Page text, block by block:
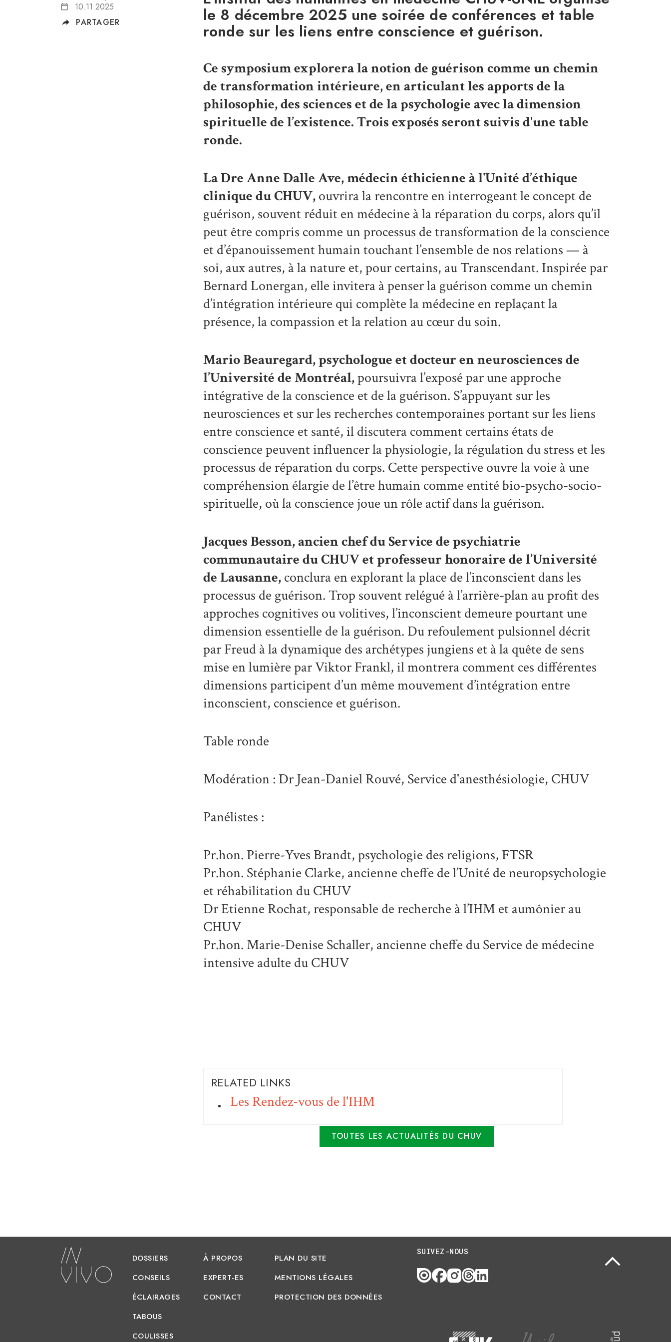
10.11.2025
PARTAGER
le 8 décembre 2025 une soirée de conférences et table
ronde sur les liens entre conscience et guérison.
Ce symposiumexplorera lanotion de guérison comme un chemin
de transformation intérieure, en articulant les apports de la
philosophie, des sciences et de la psychologie avec la dimension
spirituelle de l’existence. Trois exposés seront suivis d'une table
ronde.
La DreAnne Dalle Ave, médecin éthicienne à l'Unité d’éthique
clinique du CHUV,ouvrira la rencontre en interrogeant le concept de
guérison, souvent réduit en médecine à la réparation du corps, alors qu’il
peut être compris comme un processus de transformation de la conscience
et d’épanouissement humain touchant l’ensemble de nos relations — à
soi, aux autres, à la nature et, pour certains, au Transcendant. Inspirée par
Bernard Lonergan, elle invitera à penser la guérison comme un chemin
d’intégration intérieure qui complète la médecine en replaçant la
présence, la compassion et la relation au cœur du soin.
Mario Beauregard, psychologue et docteur en neurosciences de
l’Université de Montréal,poursuivra l’exposé par une approche
intégrative de la conscience et de la guérison. S’appuyant sur les
neurosciences et sur les recherches contemporaines portant sur les liens
entre conscience et santé, il discutera comment certains états de
conscience peuvent influencer la physiologie, la régulation du stress et les
processus de réparation du corps. Cette perspective ouvre la voie à une
compréhension élargie de l’être humain comme entité bio-psycho-socio-
spirituelle, où la conscience joue un rôle actif dans la guérison.
Jacques Besson, ancien chef du Service de psychiatrie
communautaire du CHUV et professeur honoraire de l’Université
de Lausanne,conclura en explorant la place de l’inconscient dans les
processus de guérison. Trop souvent relégué à l’arrière-plan au profit des
approches cognitives ou volitives, l’inconscient demeure pourtant une
dimension essentielle de la guérison. Du refoulement pulsionnel décrit
par Freud à la dynamique des archétypes jungiens et à la quête de sens
mise en lumière par Viktor Frankl, il montrera comment ces différentes
dimensions participent d’un même mouvement d’intégration entre
inconscient, conscience et guérison.
Table ronde
Modération : DrJean-Daniel Rouvé, Service d'anesthésiologie, CHUV
Panélistes :
Pr.hon. Pierre-Yves Brandt, psychologie des religions, FTSR
Pr.hon. Stéphanie Clarke, ancienne cheffe de l’Unité de neuropsychologie
et réhabilitation du CHUV
DrEtienne Rochat, responsable de recherche à l’IHM et aumônier au
CHUV
Pr.hon.Marie-Denise Schaller, ancienne cheffe du Service de médecine
intensive adulte du CHUV
RELATED LINKS
Les Rendez-vous de l'IHM
TOUTES LES ACTUALITÉS DU CHUV
DOSSIERS
CONSEILS
ÉCLAIRAGES
TABOUS
COULISSES
À PROPOS
EXPERT-ES
CONTACT
PLAN DU SITE
MENTIONS LÉGALES
PROTECTION DES DONNÉES
SUIVEZ-NOUS